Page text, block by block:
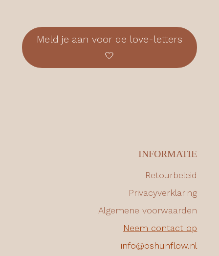
Meld je aan voor de love-letters
🤍
INFORMATIE
Retourbeleid
Privacyverklaring
Algemene voorwaarden
Neem contact op
info@oshunflow.nl